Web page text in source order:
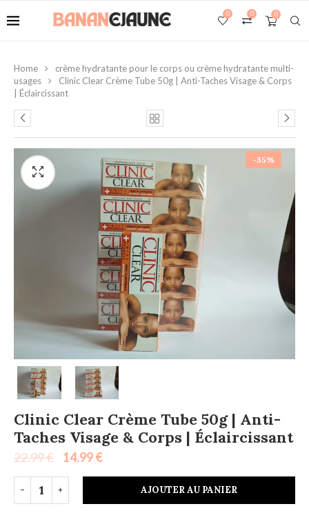
0
0
0
Home
crème hydratante pour le corps ou crème hydratante multi-
usages
Clinic Clear Crème Tube 50g | Anti-Taches Visage & Corps
| Éclaircissant
-35%
Clinic Clear Crème Tube 50g | Anti-
Taches Visage & Corps | Éclaircissant
22.99€ 14.99€
AJOUTER AU PANIER